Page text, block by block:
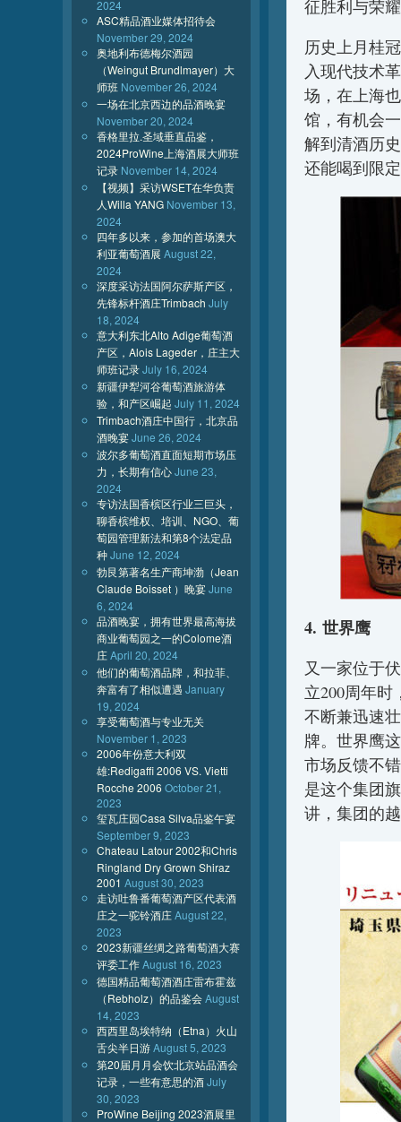
征胜利与荣
历史上月桂
入现代技术
场，在上海
馆，有机会
解到清酒历
还能喝到限
4. 世界鹰
又一家位于
立200周年
不断兼迅速
牌。世界鹰
市场反馈不
是这个集团
讲，集团的
2024
ASC精品酒业媒体招待会
November 29, 2024
奥地利布德梅尔酒园
（Weingut Brundlmayer）大
师班 November 26, 2024
一场在北京西边的品酒晚宴
November 20, 2024
香格里拉.圣域垂直品鉴，
2024ProWine上海酒展大师班
记录 November 14, 2024
【视频】采访WSET在华负责
人Willa YANG November 13,
2024
四年多以来，参加的首场澳大
利亚葡萄酒展 August 22,
2024
深度采访法国阿尔萨斯产区，
先锋标杆酒庄Trimbach July
18, 2024
意大利东北Alto Adige葡萄酒
产区，Alois Lageder，庄主大
师班记录July 16, 2024
新疆伊犁河谷葡萄酒旅游体
验，和产区崛起 July 11, 2024
Trimbach酒庄中国行，北京品
酒晚宴June 26, 2024
波尔多葡萄酒直面短期市场压
力，长期有信心June 23,
2024
专访法国香槟区行业三巨头，
聊香槟维权、培训、NGO、葡
萄园管理新法和第8个法定品
种June 12, 2024
勃艮第著名生产商坤渤（Jean
Claude Boisset ）晚宴June
6, 2024
品酒晚宴，拥有世界最高海拔
商业葡萄园之一的Colome酒
庄April 20, 2024
他们的葡萄酒品牌，和拉菲、
奔富有了相似遭遇 January
19, 2024
享受葡萄酒与专业无关
November 1, 2023
2006年份意大利双
雄:Redigaffi 2006 VS. Vietti
Rocche 2006 October 21,
2023
玺瓦庄园Casa Silva品鉴午宴
September 9, 2023
Chateau Latour 2002和Chris
Ringland Dry Grown Shiraz
2001 August 30, 2023
走访吐鲁番葡萄酒产区代表酒
庄之一驼铃酒庄August 22,
2023
2023新疆丝绸之路葡萄酒大赛
评委工作August 16, 2023
德国精品葡萄酒酒庄雷布霍兹
（Rebholz）的品鉴会August
14, 2023
西西里岛埃特纳（Etna）火山
舌尖半日游August 5, 2023
第20届月月会饮北京站品酒会
记录，一些有意思的酒July
30, 2023
ProWine Beijing 2023酒展里